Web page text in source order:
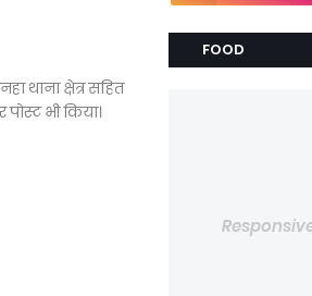
थाना क्षेत्र सहित
भी किया।
FOOD